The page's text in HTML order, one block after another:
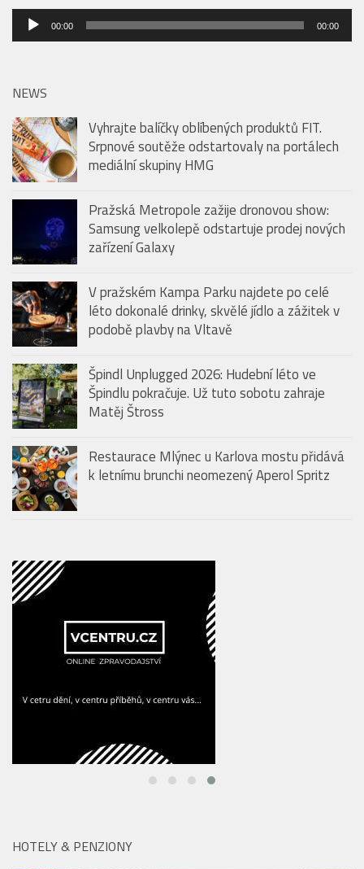
Audio
přehrávač
00:00 00:00
NEWS
Vyhrajte balíčky oblíbených produktů FIT.
Srpnové soutěže odstartovaly na portálech
mediální skupiny HMG
Pražská Metropole zažije dronovou show:
Samsung velkolepě odstartuje prodej nových
zařízení Galaxy
V pražském Kampa Parku najdete po celé
léto dokonalé drinky, skvělé jídlo a zážitek v
podobě plavby na Vltavě
Špindl Unplugged 2026: Hudební léto ve
Špindlu pokračuje. Už tuto sobotu zahraje
Matěj Štross
Restaurace Mlýnec u Karlova mostu přidává
k letnímu brunchi neomezený Aperol Spritz